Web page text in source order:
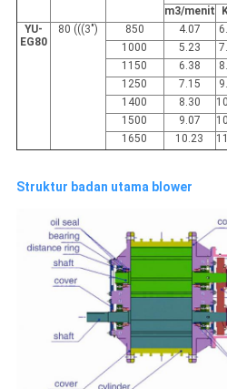
m3/menit
YU-
EG80
80 (((3") 850 4.07
1000
5.23
1150
6.38
1250
7.15
1400
8.30
1500
9.07
1650
10.23
Struktur badan utama blower